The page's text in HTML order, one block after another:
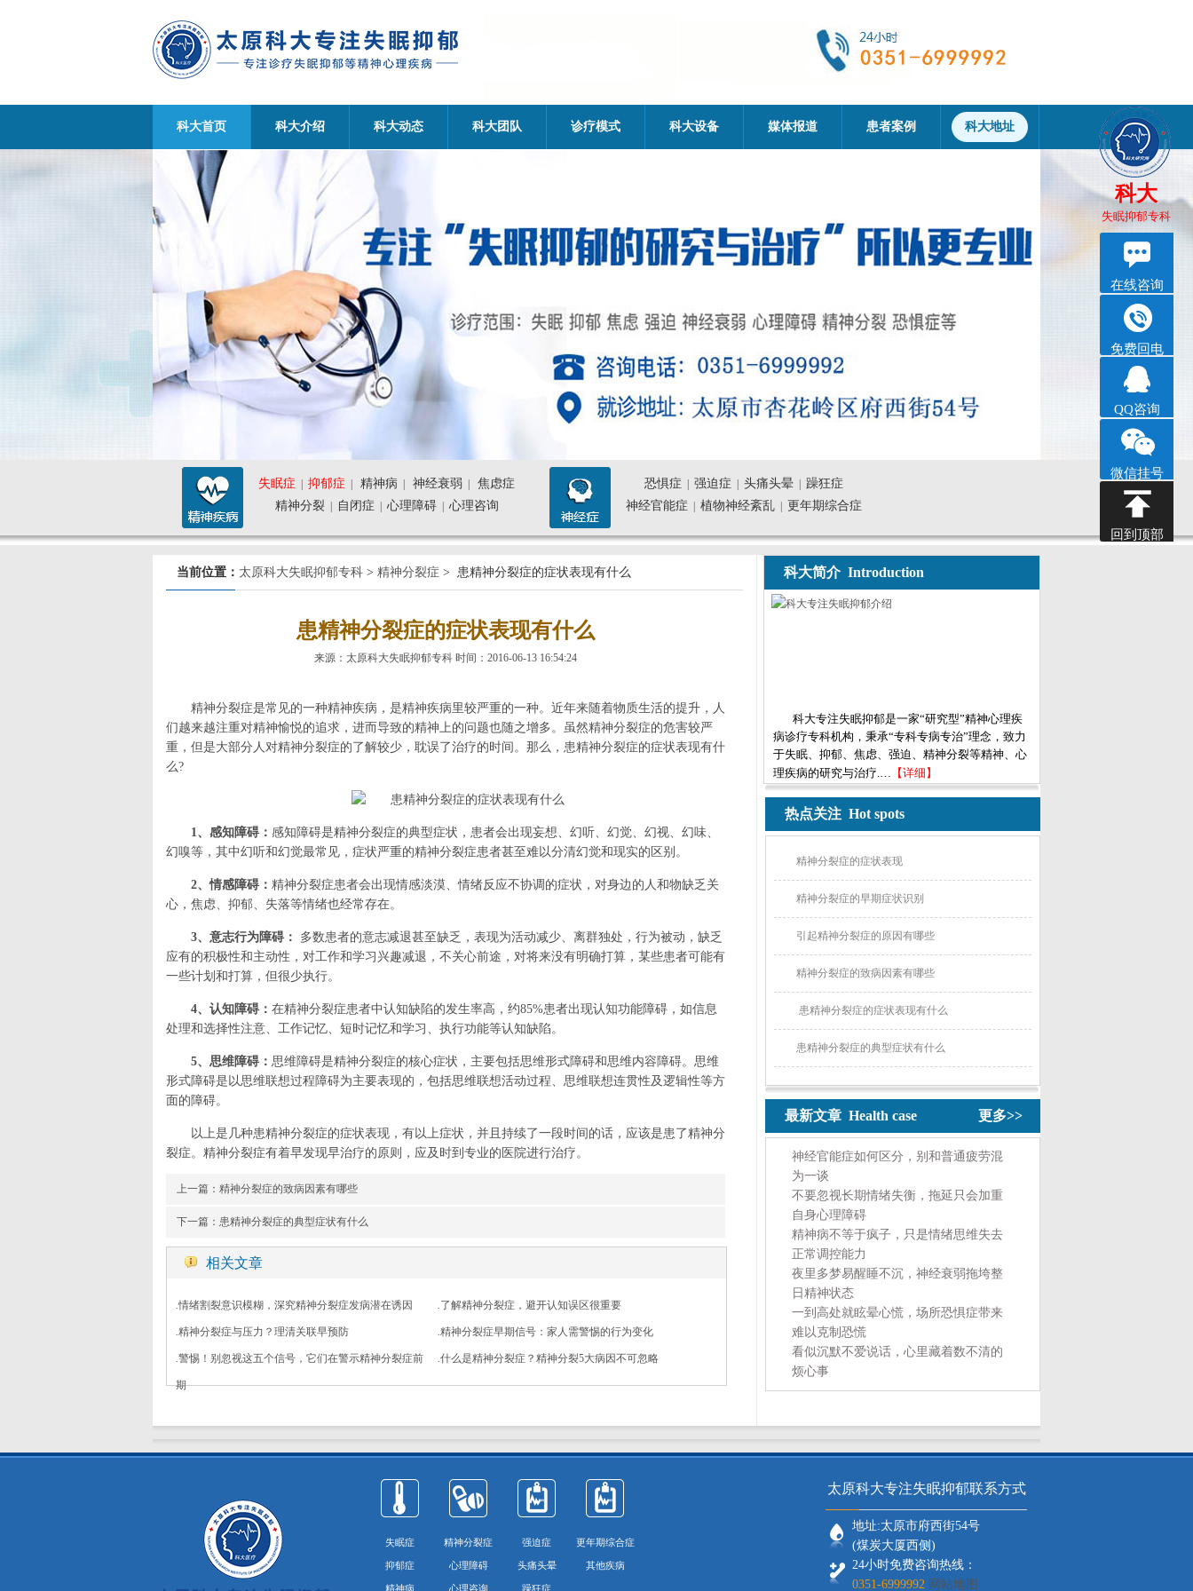
科大首页 科大介绍 科大动态 科大团队 诊疗模式 科大设备 媒体报道 患者案例 科大地址
失眠症 抑郁症 精神病 神经衰弱
焦虑症
精神分裂
自闭症 心理障碍 心理咨询
恐惧症 强迫症 头痛头晕
躁狂症
神经官能症
植物神经紊乱 更年期综合症
当前位置： 太原科大失眠抑郁专科 > 精神分裂症 > 患精神分裂症的症状表现有什么
患精神分裂症的症状表现有什么
来源：太原科大失眠抑郁专科 时间：2016-06-13 16:54:24
精神分裂症是常见的一种精神疾病，是精神疾病里较严重的一种。近年来随着物质生活的提升，人
们越来越注重对精神愉悦的追求，进而导致的精神上的问题也随之增多。虽然精神分裂症的危害较严
重，但是大部分人对精神分裂症的了解较少，耽误了治疗的时间。那么，患精神分裂症的症状表现有什
么?
1、感知障碍： 感知障碍是精神分裂症的典型症状，患者会出现妄想、幻听、幻觉、幻视、幻味、
幻嗅等，其中幻听和幻觉最常见，症状严重的精神分裂症患者甚至难以分清幻觉和现实的区别。
2、情感障碍： 精神分裂症患者会出现情感淡漠、情绪反应不协调的症状，对身边的人和物缺乏关
心，焦虑、抑郁、失落等情绪也经常存在。
3、意志行为障碍：
多数患者的意志减退甚至缺乏，表现为活动减少、离群独处，行为被动，缺乏
应有的积极性和主动性，对工作和学习兴趣减退，不关心前途，对将来没有明确打算，某些患者可能有
一些计划和打算，但很少执行。
4、认知障碍： 在精神分裂症患者中认知缺陷的发生率高，约85%患者出现认知功能障碍，如信息
处理和选择性注意、工作记忆、短时记忆和学习、执行功能等认知缺陷。
5、思维障碍： 思维障碍是精神分裂症的核心症状，主要包括思维形式障碍和思维内容障碍。思维
形式障碍是以思维联想过程障碍为主要表现的，包括思维联想活动过程、思维联想连贯性及逻辑性等方
面的障碍。
以上是几种患精神分裂症的症状表现，有以上症状，并且持续了一段时间的话，应该是患了精神分
裂症。精神分裂症有着早发现早治疗的原则，应及时到专业的医院进行治疗。
上一篇： 精神分裂症的致病因素有哪些
下一篇： 患精神分裂症的典型症状有什么
相关文章
.情绪割裂意识模糊，深究精神分裂症发病潜在诱因 .了解精神分裂症，避开认知误区很重要
.精神分裂症与压力？理清关联早预防 .精神分裂症早期信号：家人需警惕的行为变化
.警惕！别忽视这五个信号，它们在警示精神分裂症前
期
.什么是精神分裂症？精神分裂5大病因不可忽略
科大简介 Introduction
科大专注失眠抑郁是一家“研究型”精神心理疾
病诊疗专科机构，秉承“专科专病专治”理念，致力
于失眠、抑郁、焦虑、强迫、精神分裂等精神、心
理疾病的研究与治疗.… 【详细】
热点关注 Hot spots
精神分裂症的症状表现
精神分裂症的早期症状识别
引起精神分裂症的原因有哪些
精神分裂症的致病因素有哪些
患精神分裂症的症状表现有什么
患精神分裂症的典型症状有什么
最新文章 Health case 更多>>
神经官能症如何区分，别和普通疲劳混
为一谈
不要忽视长期情绪失衡，拖延只会加重
自身心理障碍
精神病不等于疯子，只是情绪思维失去
正常调控能力
夜里多梦易醒睡不沉，神经衰弱拖垮整
日精神状态
一到高处就眩晕心慌，场所恐惧症带来
难以克制恐慌
看似沉默不爱说话，心里藏着数不清的
烦心事
失眠症
抑郁症
精神病
精神分裂症
心理障碍
心理咨询
强迫症
头痛头晕
躁狂症
更年期综合症
其他疾病
太原科大专注失眠抑郁联系方式
地址:太原市府西街54号
(煤炭大厦西侧)
24小时免费咨询热线：
0351-6999992 网站地图
科大
失眠抑郁专科
在线咨询
免费回电
QQ咨询
微信挂号
回到顶部